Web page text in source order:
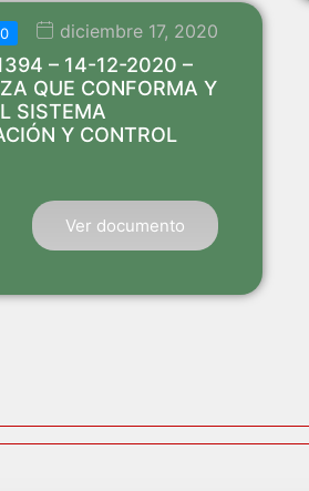
diciembre 17, 2020
– 14-12-2020 –
QUE CONFORMA Y
SISTEMA
Y CONTROL
Ver documento